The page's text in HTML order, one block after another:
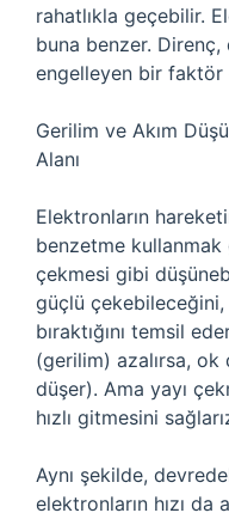
rahatlıkla geçebilir.
buna benzer. Direnç,
engelleyen bir faktör
Gerilim ve Akım
Alanı
Elektronların
benzetme kullanmak
çekmesi gibi
güçlü çekebileceğini,
bıraktığını temsil
(gerilim) azalırsa, ok
düşer). Ama yayı
hızlı gitmesini
Aynı şekilde,
elektronların hızı da